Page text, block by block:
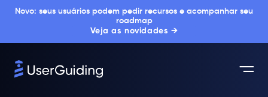
Novo: seus usuários podem pedir recursos e acompanhar seu
roadmap
Veja as novidades →